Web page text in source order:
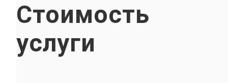
Стоимость
услуги